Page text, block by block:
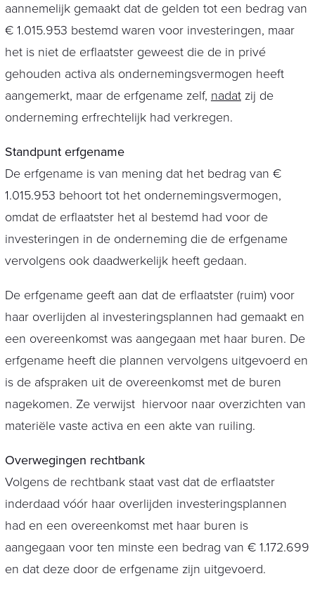
aannemelijk gemaakt dat de gelden tot een bedrag van
€ 1.015.953 bestemd waren voor investeringen, maar
het is niet de erflaatster geweest die de in privé
gehouden activa als ondernemingsvermogen heeft
aangemerkt, maar de erfgename zelf, nadatzij de
onderneming erfrechtelijk had verkregen.
Standpunt erfgename
De erfgename is van mening dat het bedrag van €
1.015.953 behoort tot het ondernemingsvermogen,
omdat de erflaatster het al bestemd had voor de
investeringen in de onderneming die de erfgename
vervolgens ook daadwerkelijk heeft gedaan.
De erfgename geeft aan dat de erflaatster (ruim) voor
haar overlijden al investeringsplannen had gemaakt en
een overeenkomst was aangegaan met haar buren. De
erfgename heeft die plannen vervolgens uitgevoerd en
is de afspraken uit de overeenkomst met de buren
nagekomen. Ze verwijst hiervoor naar overzichten van
materiële vaste activa en een akte van ruiling.
Overwegingen rechtbank
Volgens de rechtbank staat vast dat de erflaatster
inderdaad vóór haar overlijden investeringsplannen
had en een overeenkomst met haar buren is
aangegaan voor ten minste een bedrag van € 1.172.699
en dat deze door de erfgename zijn uitgevoerd.